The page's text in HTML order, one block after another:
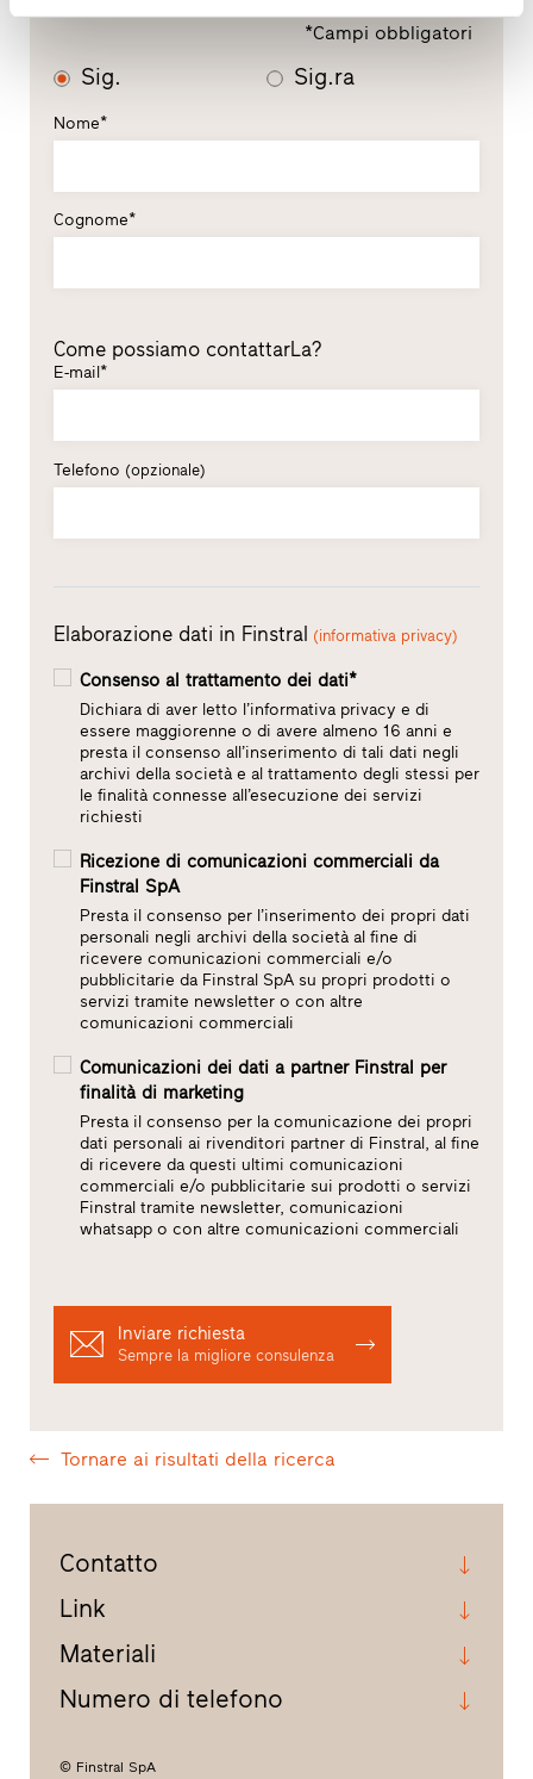
*Campi obbligatori
Sig. Sig.ra
Nome*
Cognome*
Come possiamo contattarLa?
E-mail*
Telefono (opzionale)
Elaborazione dati in Finstral (informativa privacy)
Consenso al trattamento dei dati*
Dichiara di aver letto l’informativa privacy e di
essere maggiorenne o di avere almeno 16 anni e
presta il consenso all’inserimento di tali dati negli
archivi della società e al trattamento degli stessi per
le finalità connesse all’esecuzione dei servizi
richiesti
Ricezione di comunicazioni commerciali da
Finstral SpA
Presta il consenso per l’inserimento dei propri dati
personali negli archivi della società al fine di
ricevere comunicazioni commerciali e/o
pubblicitarie da Finstral SpA su propri prodotti o
servizi tramite newsletter o con altre
comunicazioni commerciali
Comunicazioni dei dati a partner Finstral per
finalità di marketing
Presta il consenso per la comunicazione dei propri
dati personali ai rivenditori partner di Finstral, al fine
di ricevere da questi ultimi comunicazioni
commerciali e/o pubblicitarie sui prodotti o servizi
Finstral tramite newsletter, comunicazioni
whatsapp o con altre comunicazioni commerciali
Inviare richiesta
Sempre la migliore consulenza
Tornare ai risultati della ricerca
Contatto
Link
Materiali
Numero di telefono
© Finstral SpA